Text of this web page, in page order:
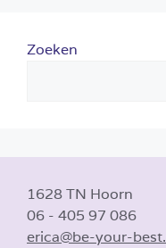
Zoeken
1628 TN Hoorn
06 - 405 97 086
erica@be-your-